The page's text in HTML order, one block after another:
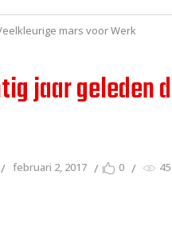
mars voor Werk
jaar geleden
februari 2, 2017 0 45